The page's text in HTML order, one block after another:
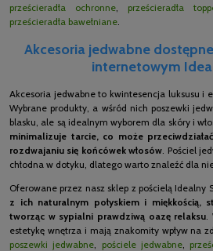
prześcieradła ochronne
prześcieradła
prześcieradła bawełniane
Akcesoria jedwabne
internetowym
Akcesoria jedwabne to kwintesencja luksusu i
Wybrane produkty, a wśród nich poszewki
blasku, ale są idealnym wyborem dla skóry i
minimalizuje tarcie, co może
rozdwajaniu się końcówek włosów . Pościel
chłodna w dotyku, dlatego warto znaleźć dla
Oferowane przez nasz sklep z pościelą Idealny
z ich naturalnym połyskiem i miękkością,
tworząc w sypialni prawdziwą oazę relaksu
estetykę wnętrza i mają znakomity wpływ na
poszewki jedwabne
pościele jedwabne